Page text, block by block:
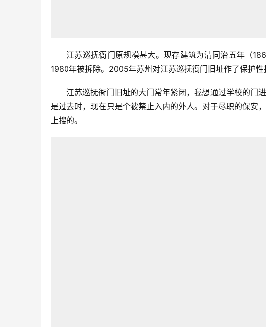
江苏巡抚衙门原规模甚大。现存建筑为清同治五年（
1980年被拆除。2005年苏州对江苏巡抚衙门旧址作了保护性
江苏巡抚衙门旧址的大门常年紧闭，我想通过学校的门
是过去时，现在只是个被禁止入内的外人。对于尽职的保安
上搜的。